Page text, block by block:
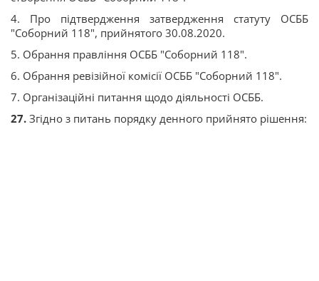
4. Про підтвердження затвердження статуту ОСББ
"Соборний 118", прийнятого 30.08.2020.
5. Обрання правління ОСББ "Соборний 118".
6. Обрання ревізійної комісії ОСББ "Соборний 118".
7. Організаційні питання щодо діяльності ОСББ.
27. Згідно з питань порядку денного прийнято рішення: